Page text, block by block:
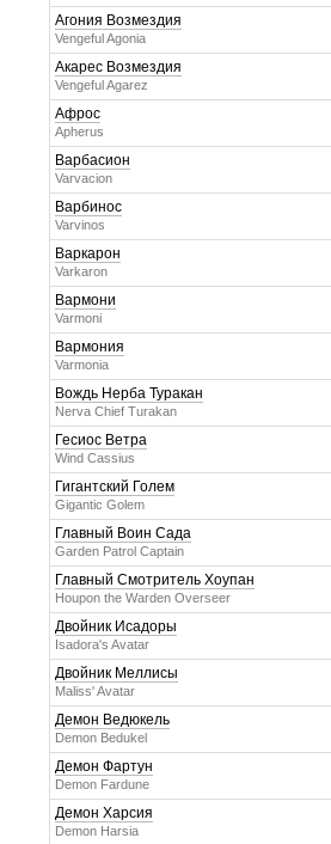
Агония Возмездия
Vengeful Agonia
Акарес Возмездия
Vengeful Agarez
Афрос
Apherus
Варбасион
Varvacion
Варбинос
Varvinos
Варкарон
Varkaron
Вармони
Varmoni
Вармония
Varmonia
Вождь Нерба Туракан
Nerva Chief Turakan
Гесиос Ветра
Wind Cassius
Гигантский Голем
Gigantic Golem
Главный Воин Сада
Garden Patrol Captain
Главный Смотритель Хоупан
Houpon the Warden Overseer
Двойник Исадоры
Isadora's Avatar
Двойник Меллисы
Maliss' Avatar
Демон Ведюкель
Demon Bedukel
Демон Фартун
Demon Fardune
Демон Харсия
Demon Harsia